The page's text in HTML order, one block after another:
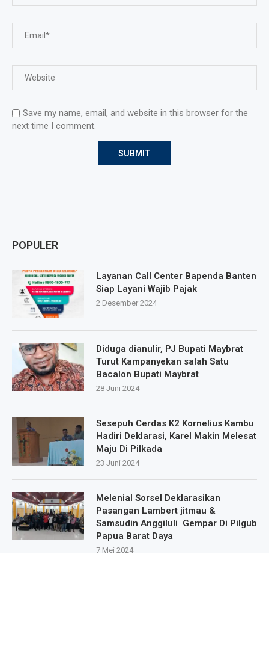
Save my name, email, and website in this browser for the
next time I comment.
POPULER
Layanan Call Center Bapenda Banten
Siap Layani Wajib Pajak
2 Desember 2024
Diduga dianulir, PJ Bupati Maybrat
Turut Kampanyekan salah Satu
Bacalon Bupati Maybrat
28 Juni 2024
Sesepuh Cerdas K2 Kornelius Kambu
Hadiri Deklarasi, Karel Makin Melesat
Maju Di Pilkada
23 Juni 2024
Melenial Sorsel Deklarasikan
Pasangan Lambert jitmau &
Samsudin Anggiluli Gempar Di Pilgub
Papua Barat Daya
7 Mei 2024